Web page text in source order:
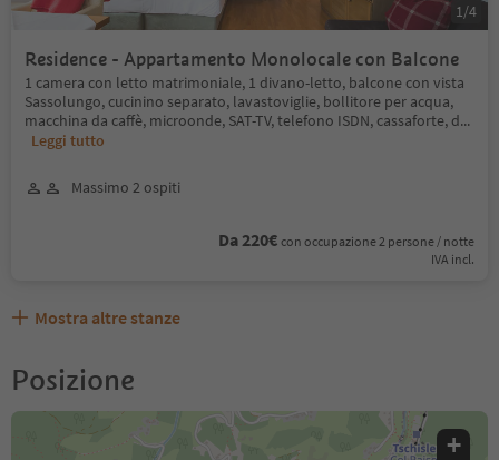
Residence - Appartamento Monolocale con Balcone
1 camera con letto matrimoniale, 1 divano-letto, balcone con vista
Sassolungo, cucinino separato, lavastoviglie, bollitore per acqua,
macchina da caffè, microonde, SAT-TV, telefono ISDN, cassaforte, d...
Leggi tutto
Massimo 2 ospiti
Da 220€ con occupazione 2 persone / notte
IVA incl.
1/4
Mostra altre stanze
Posizione
+